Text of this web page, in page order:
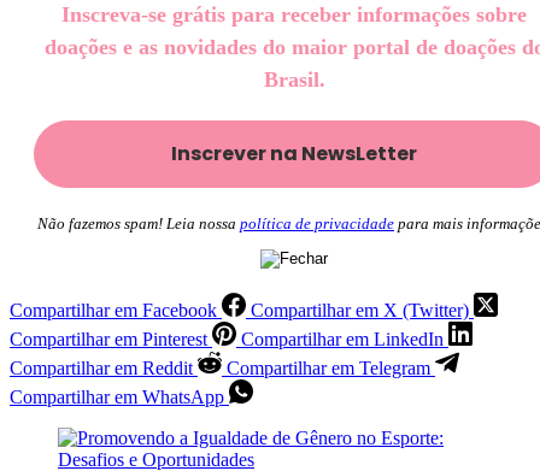
Inscreva-se grátis para receber informações sobre
doações e as novidades do maior portal de doações
Brasil.
Não fazemos spam! Leia nossa política de privacidade para mais
Compartilhar em Facebook
Compartilhar em X (Twitter)
Compartilhar em Pinterest
Compartilhar em LinkedIn
Compartilhar em Reddit
Compartilhar em Telegram
Compartilhar em WhatsApp